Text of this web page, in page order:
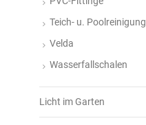
Teich- u. Poolreinigung
Velda
Wasserfallschalen
Licht im Garten